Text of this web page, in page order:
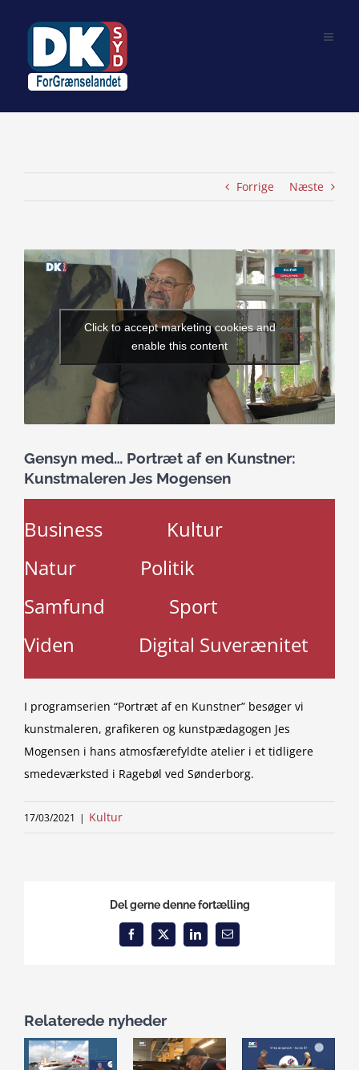
Forrige Næste
View
Image
Click to accept marketing cookies and
enable this content
Gensyn med… Portræt af en Kunstner:
Kunstmaleren Jes Mogensen
Business
Kultur
Natur
Politik
Samfund
Sport
Viden
Digital Suverænitet
I programserien “Portræt af en Kunstner” besøger vi
kunstmaleren, grafikeren og kunstpædagogen Jes
Mogensen i hans atmosfærefyldte atelier i et tidligere
smedeværksted i Ragebøl ved Sønderborg.
17/03/2021 | Kultur
Del gerne denne fortælling
Facebook
X LinkedInEmail
Relaterede nyheder